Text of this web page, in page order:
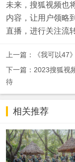
未来，搜狐视频也
内容，让用户领略
直播，进行关注流
上一篇：《我可以47
下一篇：2023搜狐视
待
相关推荐